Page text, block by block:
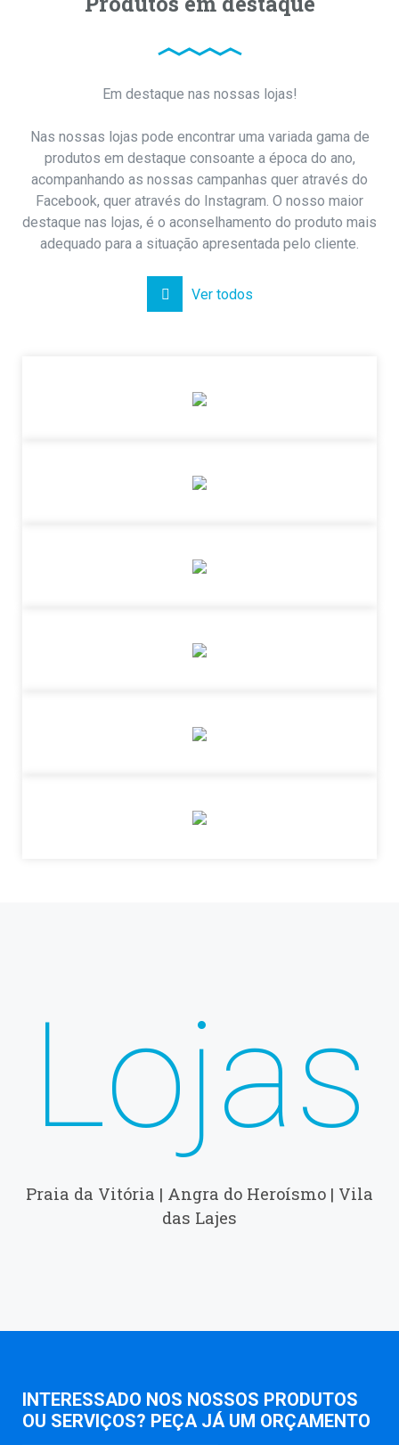
Em destaque nas nossas lojas!
Nas nossas lojas pode encontrar uma variada gama de
produtos em destaque consoante a época do ano,
acompanhando as nossas campanhas quer através do
Facebook, quer através do Instagram. O nosso maior
destaque nas lojas, é o aconselhamento do produto mais
adequado para a situação apresentada pelo cliente.
Ver todos
Lojas
Praia da Vitória | Angra do Heroísmo | Vila
das Lajes
INTERESSADO NOS NOSSOS PRODUTOS
OU SERVIÇOS? PEÇA JÁ UM ORÇAMENTO